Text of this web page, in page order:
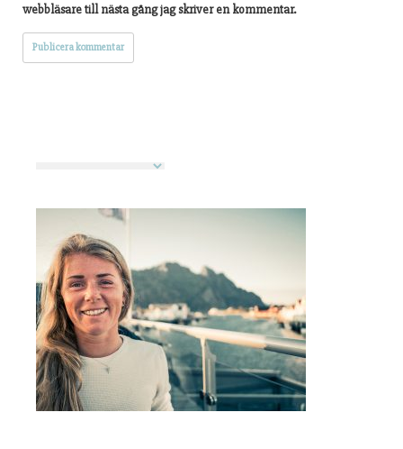
webbläsare till nästa gång jag skriver en kommentar.